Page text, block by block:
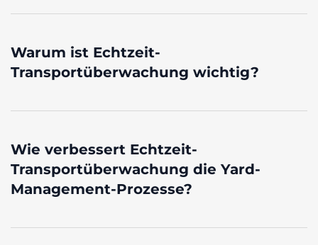
Warum ist Echtzeit-
Transportüberwachung wichtig?
Wie verbessert Echtzeit-
Transportüberwachung die Yard-
Management-Prozesse?